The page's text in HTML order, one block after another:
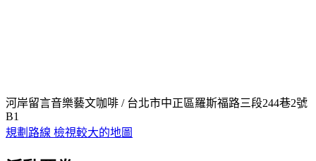
河岸留言音樂藝文咖啡 / 台北市中正區羅斯福路三段244巷2號
B1
規劃路線 檢視較大的地圖